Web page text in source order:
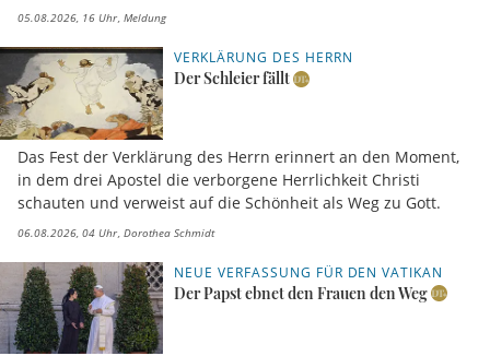
05.08.2026, 16 Uhr Meldung
VERKLÄRUNG DES HERRN
Der Schleier fällt
Das Fest der Verklärung des Herrn erinnert an den Moment,
in dem drei Apostel die verborgene Herrlichkeit Christi
schauten und verweist auf die Schönheit als Weg zu Gott.
06.08.2026, 04 Uhr Dorothea Schmidt
NEUE VERFASSUNG FÜR DEN VATIKAN
Der Papst ebnet den Frauen den Weg